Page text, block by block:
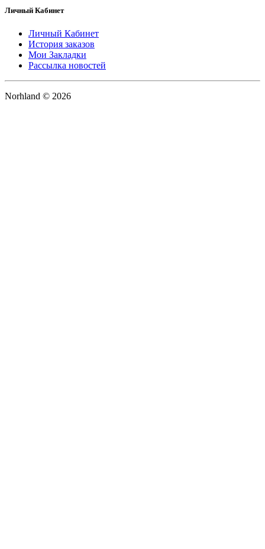
Личный Кабинет
Личный Кабинет
История заказов
Мои Закладки
Рассылка новостей
Norhland © 2026